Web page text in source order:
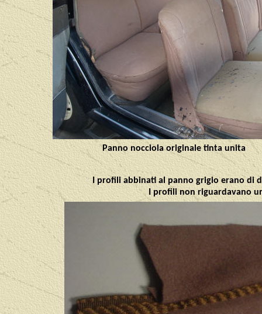
Panno nocciola originale tinta unita
I profili abbinati al panno grigio erano di
I profili non riguardavano